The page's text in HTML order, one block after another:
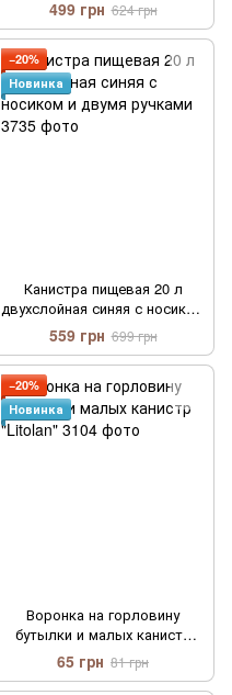
499 грн 624 грн
−20%
Новинка
Канистра пищевая 20 л
двухслойная синяя с носиком
и двумя ручками
559 грн 699 грн
−20%
Новинка
Воронка на горловину
бутылки и малых канистр
"Litolan"
65 грн 81 грн